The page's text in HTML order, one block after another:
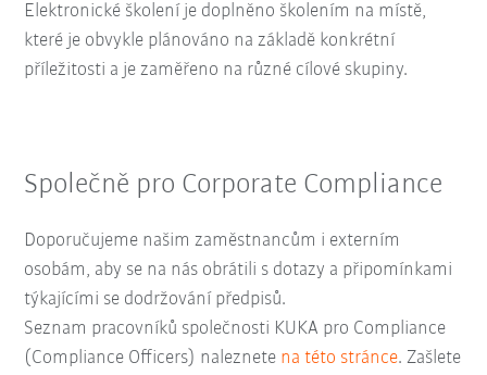
Elektronické školení je doplněno školením na místě,
které je obvykle plánováno na základě konkrétní
příležitosti a je zaměřeno na různé cílové skupiny.
Společně pro Corporate Compliance
Doporučujeme našim zaměstnancům i externím
osobám, aby se na nás obrátili s dotazy a připomínkami
týkajícími se dodržování předpisů.
Seznam pracovníků společnosti KUKA pro Compliance
(Compliance Officers) naleznete na této stránce. Zašlete